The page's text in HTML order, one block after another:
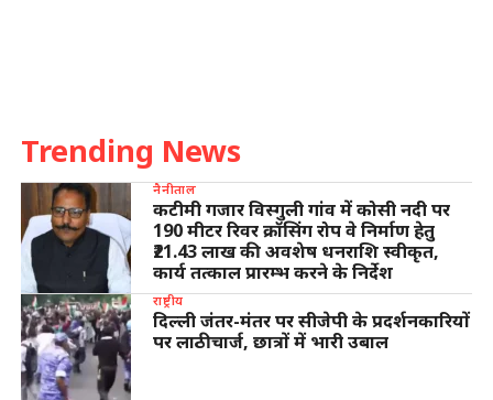
Trending News
नैनीताल
कटीमी गजार विस्गुली गांव में कोसी नदी पर
190 मीटर रिवर क्रॉसिंग रोप वे निर्माण हेतु
₹21.43 लाख की अवशेष धनराशि स्वीकृत,
कार्य तत्काल प्रारम्भ करने के निर्देश
राष्ट्रीय
दिल्ली जंतर-मंतर पर सीजेपी के प्रदर्शनकारियों
पर लाठीचार्ज, छात्रों में भारी उबाल